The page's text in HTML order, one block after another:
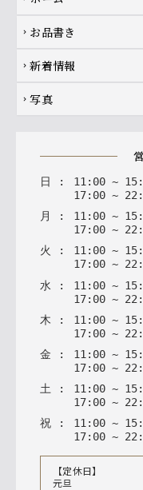
chevron_right お品書き
chevron_right 新着情報
chevron_right 写真
日 : 11 : 00 ~ 15:
17: 00 ~ 22 :
月
: 11: 00 ~ 15:
17: 00 ~ 22:
火
: 11: 00 ~ 15:
17: 00 ~ 22:
水 : 11 : 00 ~ 15:
17: 00 ~ 22 :
木 : 11 : 00 ~ 15:
17: 00 ~ 22 :
金 : 11 : 00 ~ 15:
17: 00 ~ 22 :
土 : 11 : 00 ~ 15:
17: 00 ~ 22 :
祝 : 11 : 00 ~ 15:
17: 00 ~ 22 :
【定休日】
元旦